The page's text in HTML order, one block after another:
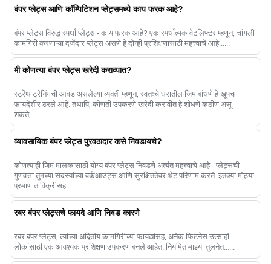
बंपर प्लेट्स आणि कॉम्पिटिशन प्लेट्समध्ये काय फरक आहे?
बंपर प्लेट्स विरुद्ध स्पर्धा प्लेट्स - काय फरक आहे? एक स्पर्धात्मक वेटलिफ्टर म्हणून, चांगली
कामगिरी करणाऱ्या दर्जेदार प्लेट्स असणे हे दोन्ही प्रशिक्षणासाठी महत्त्वाचे आहे......
मी कोणत्या बंपर प्लेट्स खरेदी कराव्यात?
स्ट्रेंथ ट्रेनिंगची आवड असलेल्या व्यक्ती म्हणून, स्वतःचे घरातील जिम बांधणे हे खूपच
फायदेशीर ठरले आहे. तथापि, कोणती उपकरणे खरेदी करावीत हे शोधणे कठीण असू
शकते,......
व्यावसायिक बंपर प्लेट्स पुरवठादार कसे निवडायचे?
कोणत्याही जिम मालकासाठी योग्य बंपर प्लेट्स निवडणे अत्यंत महत्त्वाचे आहे - प्लेट्सची
गुणवत्ता तुमच्या सदस्यांच्या वर्कआउट्स आणि सुरक्षिततेवर थेट परिणाम करते. इतक्या मोठ्या
प्रमाणात विक्रीसह......
रबर बंपर प्लेट्सचे फायदे आणि निवड कारणे
रबर बंपर प्लेट्स, त्यांच्या अद्वितीय कामगिरीच्या फायद्यांसह, अनेक फिटनेस उत्साही
लोकांसाठी एक आवश्यक प्रशिक्षण उपकरण बनले आहेत. नियमित माझ्या तुलनेत......